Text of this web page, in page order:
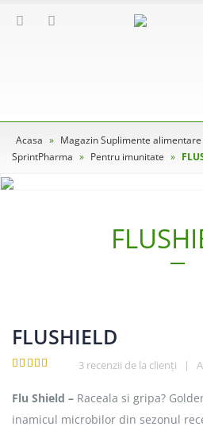
Acasa » Magazin Suplimente
SprintPharma » Pentru imunitate »
FLUSHIELD
3recenzii de la clienți |
Flu Shield – Raceala si gripa?
inamicul microbilor din sezonul